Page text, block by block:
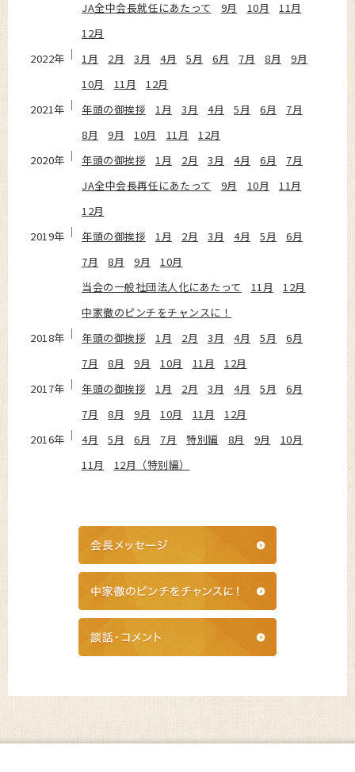
JA全中会長就任にあたって
9月 10月
11月
12月
2022年
1月 2月 3月 4月 5月 6月 7月 8月
9月
10月
11月
12月
2021年
年頭の御挨拶 1月 3月 4月 5月 6月
7月
8月
9月 10月 11月
12月
2020年
年頭の御挨拶 1月 2月 3月 4月 6月
7月
JA全中会長再任にあたって
9月 10月
11月
12月
2019年
年頭の御挨拶 1月 2月 3月 4月 5月
6月
7月
8月 9月
10月
当会の一般社団法人化にあたって
11月
12月
中家徹のピンチをチャンスに！
2018年
年頭の御挨拶 1月 2月 3月 4月 5月
6月
7月
8月 9月 10月 11月
12月
2017年
年頭の御挨拶 1月 2月 3月 4月 5月
6月
7月
8月 9月 10月 11月
12月
2016年
4月 5月 6月 7月 特別編 8月 9月
10月
11月
12月（特別編）